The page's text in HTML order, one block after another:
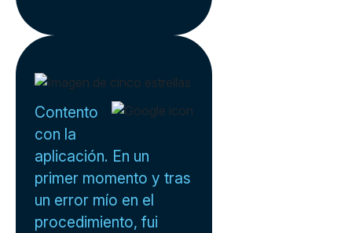
Contento
con la
aplicación. En un
primer momento y tras
un error mío en el
procedimiento, fui